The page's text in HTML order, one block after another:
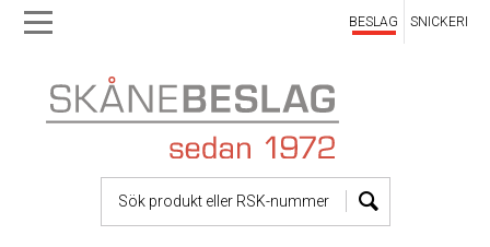
to
main
navigation
to
main
content
BESLAG SNICKERI